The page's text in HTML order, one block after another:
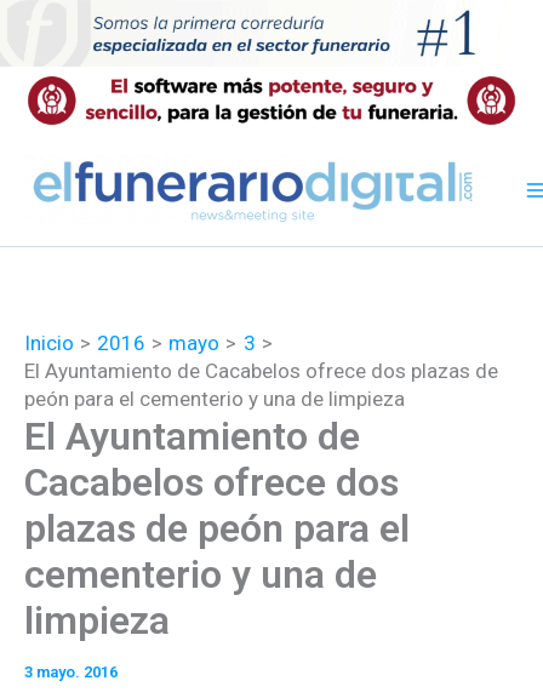
contenido
Inicio 2016 mayo
3
El Ayuntamiento de Cacabelos ofrece dos plazas de
peón para el cementerio y una de limpieza
El Ayuntamiento de
Cacabelos ofrece dos
plazas de peón para el
cementerio y una de
limpieza
3 mayo. 2016